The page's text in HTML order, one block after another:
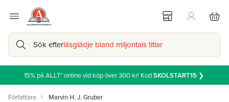
Sök efterläsglädje bland miljontals titlar
15% på ALLT* online vid köp över 300 kr! KodSKOLSTART15❯
Författare Marvin H. J. Gruber